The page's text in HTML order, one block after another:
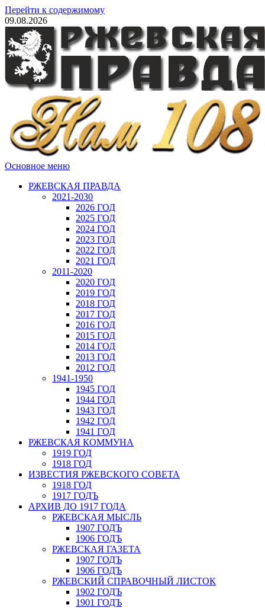
Перейти к содержимому
09.08.2026
Основное меню
РЖЕВСКАЯ ПРАВДА
2021-2030
2026 ГОД
2025 ГОД
2024 ГОД
2023 ГОД
2022 ГОД
2021 ГОД
2011-2020
2020 ГОД
2019 ГОД
2018 ГОД
2017 ГОД
2016 ГОД
2015 ГОД
2014 ГОД
2013 ГОД
2012 ГОД
1941-1950
1945 ГОД
1944 ГОД
1943 ГОД
1942 ГОД
1941 ГОД
РЖЕВСКАЯ КОММУНА
1919 ГОД
1918 ГОД
ИЗВЕСТИЯ РЖЕВСКОГО СОВЕТА
1918 ГОД
1917 ГОДЪ
АРХИВ ДО 1917 ГОДА
РЖЕВСКАЯ МЫСЛЬ
1907 ГОДЪ
1906 ГОДЪ
РЖЕВСКАЯ ГАЗЕТА
1907 ГОДЪ
1906 ГОДЪ
РЖЕВСКИЙ СПРАВОЧНЫЙ ЛИСТОК
1902 ГОДЪ
1901 ГОДЪ